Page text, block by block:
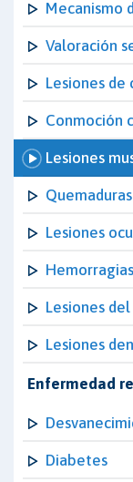
Mecanismo
Valoración
Lesiones de
Conmoción
Lesiones
Quemaduras
Lesiones
Lesiones
Lesiones
Enfermedad
Diabetes